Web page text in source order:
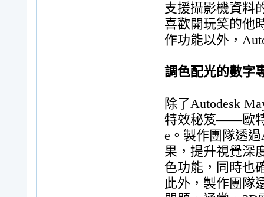
支援攝影機資料
喜歡開玩笑的他
作功能以外，
調色配光的數字
除了Autodesk
特效秘笈——歐特
e。製作團隊透
果，提升視覺深
色功能，同時也
此外，製作團隊